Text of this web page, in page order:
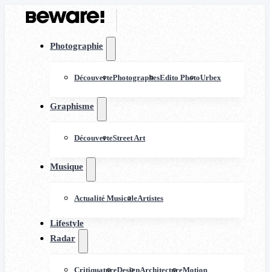
Photographie
DécouvertePhotographesEdito PhotoUrbex
Graphisme
DécouverteStreet Art
Musique
Actualité MusicaleArtistes
Lifestyle
Radar
CritiquatureDesignArchitectureMotion